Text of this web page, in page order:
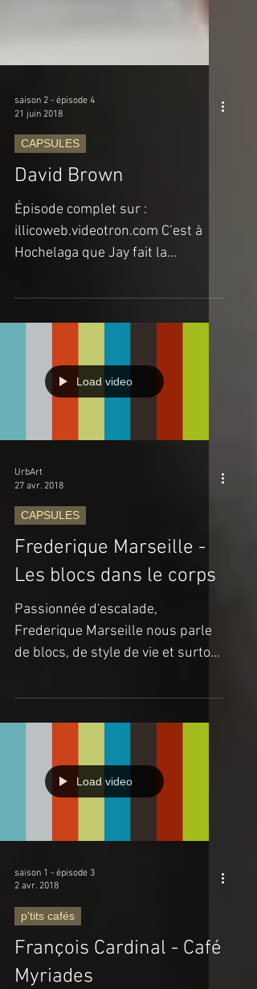
21 juin 2018
CAPSULES
David Brown
Épisode complet sur :
illicoweb.videotron.com C’est à
rencontre de David Brown, son
tatoueur de longue date....
27 avr. 2018
CAPSULES
Frederique Marseille -
Les blocs dans le corps
Passionnée d'escalade,
Frederique Marseille nous parle
de son futur projet : Son propre
centre...
2 avr. 2018
p'tits cafés
François Cardinal - Café